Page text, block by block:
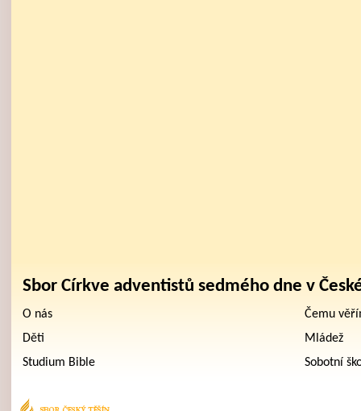
Sbor Církve adventistů sedmého dne v
O nás
Čemu
Děti
Mládež
Studium Bible
Sobotní